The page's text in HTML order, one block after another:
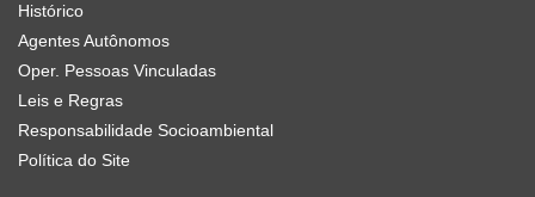
Histórico
Agentes Autônomos
Oper. Pessoas Vinculadas
Leis e Regras
Responsabilidade Socioambiental
Política do Site